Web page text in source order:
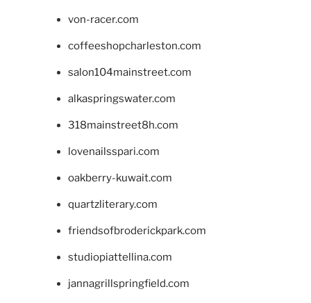
von-racer.com
coffeeshopcharleston.com
salon104mainstreet.com
alkaspringswater.com
318mainstreet8h.com
lovenailsspari.com
oakberry-kuwait.com
quartzliterary.com
friendsofbroderickpark.com
studiopiattellina.com
jannagrillspringfield.com